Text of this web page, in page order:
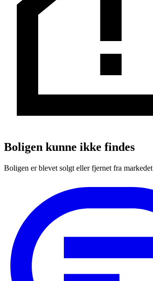
Boligen kunne ikke findes
Boligen er blevet solgt eller fjernet fra markedet